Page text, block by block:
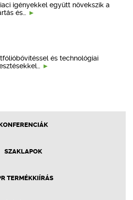
igényekkel együtt növekszik a
és…
és technológiai
SZAKLAPOK
TERMÉKKIÍRÁS